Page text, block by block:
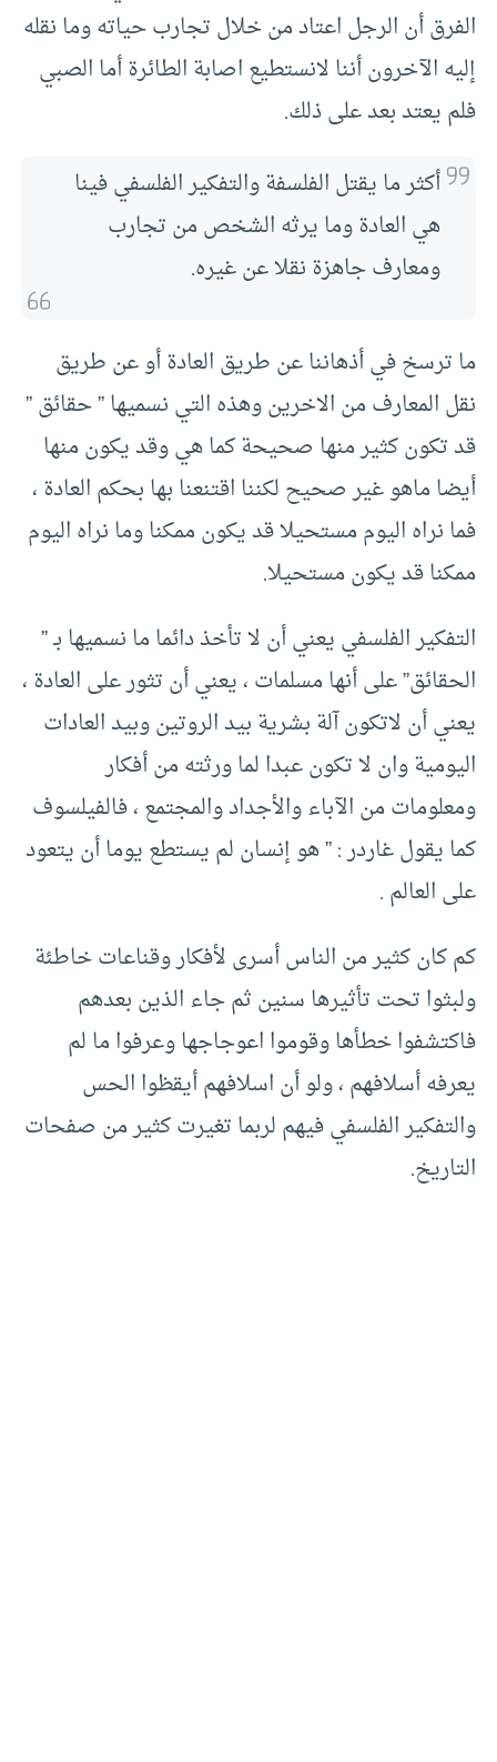
الفرق أن الرجل اعتاد من خلال تجارب حياته وما نقله
إليه الآخرون أننا لانستطيع اصابة الطائرة أما الصبي
فلم يعتد بعد على ذلك.
أكثر ما يقتل الفلسفة والتفكير الفلسفي فينا
هي العادة وما يرثه الشخص من تجارب
ومعارف جاهزة نقلا عن غيره.
ما ترسخ في أذهاننا عن طريق العادة أو عن طريق
نقل المعارف من الاخرين وهذه التي نسميها ” حقائق ”
قد تكون كثير منها صحيحة كما هي وقد يكون منها
أيضا ماهو غير صحيح لكننا اقتنعنا بها بحكم العادة ،
فما نراه اليوم مستحيلا قد يكون ممكنا وما نراه اليوم
ممكنا قد يكون مستحيلا.
التفكير الفلسفي يعني أن لا تأخذ دائما ما نسميها بـ ”
الحقائق” على أنها مسلمات ، يعني أن تثور على العادة ،
يعني أن لاتكون آلة بشرية بيد الروتين وبيد العادات
اليومية وان لا تكون عبدا لما ورثته من أفكار
ومعلومات من الآباء والأجداد والمجتمع ، فالفيلسوف
كما يقول غاردر : ” هو إنسان لم يستطع يوما أن يتعود
على العالم .
كم كان كثير من الناس أسرى لأفكار وقناعات خاطئة
ولبثوا تحت تأثيرها سنين ثم جاء الذين بعدهم
فاكتشفوا خطأها وقوموا اعوجاجها وعرفوا ما لم
يعرفه أسلافهم ، ولو أن اسلافهم أيقظوا الحس
والتفكير الفلسفي فيهم لربما تغيرت كثير من صفحات
التاريخ.